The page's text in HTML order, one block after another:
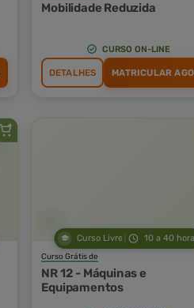
Mobilidade Reduzida
CURSO ON-LINE
DETALHES MATRICULAR
Curso Livre 10 a 40
Curso Grátis de
NR 12 - Máquinas e
Equipamentos